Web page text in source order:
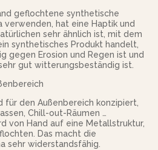
geflochtene synthetische
verwenden, hat eine Haptik und
sehr ähnlich ist, mit dem
synthetisches Produkt handelt,
gegen Erosion und Regen ist und
gut witterungsbeständig ist.
für den Außenbereich konzipiert,
Chill-out-Räumen …
von Hand auf eine Metallstruktur,
Das macht die
sehr widerstandsfähig.